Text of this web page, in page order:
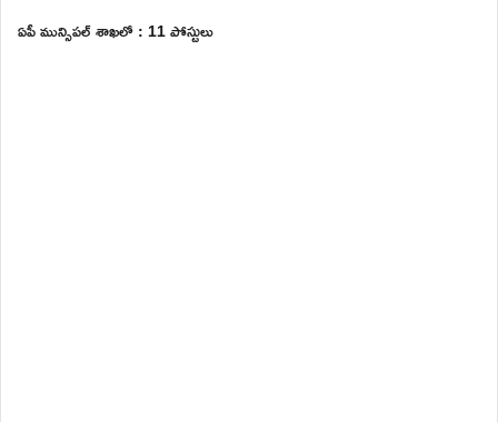
ఏపీ మున్సిపల్ శాఖలో : 11 పోస్టులు